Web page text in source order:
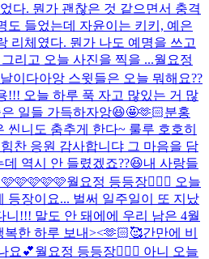
다. 뭔가 괜찮은 것 같으면서 충격
도 들었는데 자윤이는 키키, 예은
리체였다. 뭔가 나도 예명을 쓰고
리고 오늘 사진을 찍을 ...월요정
이다아앙 스윗들은 오늘 뭐해요??
!!! 오늘 하루 푹 자고 많있는 거 많
일들 가득하자앙😆🤩🫶🏻분홍
씬니도 춤추게 한다~ 룰루 호호히
찬 응원 감사합니댜 그 마음을 담
역시 안 들렸겠죠??😆내 사랑들
월요정 등등장🧚🏻‍♀️ 오늘
등장이요... 벌써 일주일이 또 지났
니!!! 말도 안 돼에에 우리 남은 4월
복한 하루 보내><🫶🏻🥰간만에 비
요💕월요정 등등장🧚🏻‍♀️ 아니 오늘